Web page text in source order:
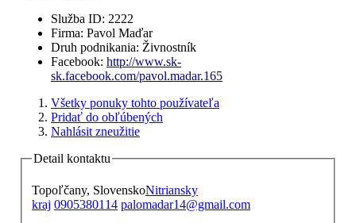
Služba ID: 2222
Firma: Pavol Maďar
Druh podnikania: Živnostník
Facebook: http://www.sk-
sk.facebook.com/pavol.madar.165
Všetky ponuky tohto používateľa
Pridať do obľúbených
Nahlásit zneužitie
Detail kontaktu
Topoľčany, SlovenskoNitriansky
kraj 0905380114 palomadar14@gmail.com